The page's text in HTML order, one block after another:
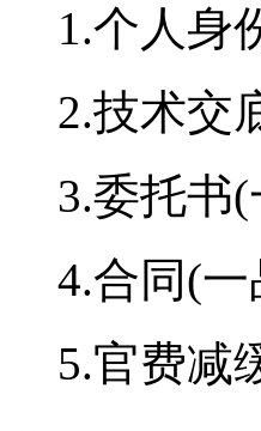
1.个人身
2.技术交
3.委托书
4.合同(
5.官费减